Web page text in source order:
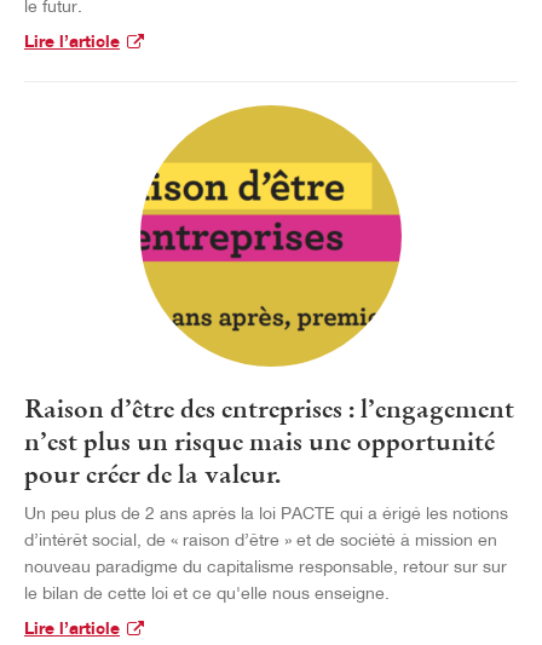
le futur.
Lire l’article
Raison d’être des entreprises : l’engagement
n’est plus un risque mais une opportunité
pour créer de la valeur.
Un peu plus de 2 ans après la loi PACTE qui a érigé les notions
d’intérêt social, de « raison d’être » et de société à mission en
nouveau paradigme du capitalisme responsable, retour sur sur
le bilan de cette loi et ce qu'elle nous enseigne.
Lire l’article